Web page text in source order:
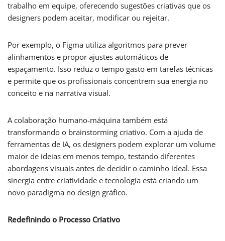
trabalho em equipe, oferecendo sugestões criativas que os
designers podem aceitar, modificar ou rejeitar.
Por exemplo, o Figma utiliza algoritmos para prever
alinhamentos e propor ajustes automáticos de
espaçamento. Isso reduz o tempo gasto em tarefas técnicas
e permite que os profissionais concentrem sua energia no
conceito e na narrativa visual.
A colaboração humano-máquina também está
transformando o brainstorming criativo. Com a ajuda de
ferramentas de IA, os designers podem explorar um volume
maior de ideias em menos tempo, testando diferentes
abordagens visuais antes de decidir o caminho ideal. Essa
sinergia entre criatividade e tecnologia está criando um
novo paradigma no design gráfico.
Redefinindo o Processo Criativo